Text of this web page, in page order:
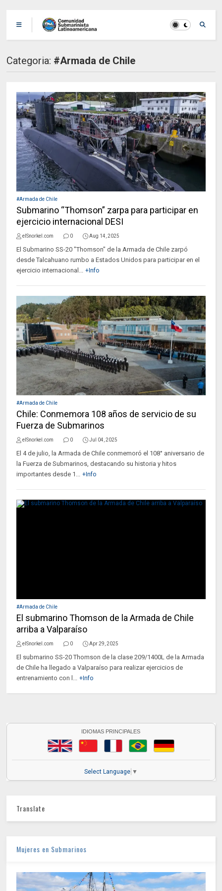
Categoria: #Armada de Chile
#Armada de Chile
Submarino “Thomson” zarpa para participar en
ejercicio internacional DESI
elSnorkel.com 0 Aug 14, 2025
El Submarino SS-20 "Thomson" de la Armada de Chile zarpó
desde Talcahuano rumbo a Estados Unidos para participar en el
ejercicio internacional... +Info
#Armada de Chile
Chile: Conmemora 108 años de servicio de su
Fuerza de Submarinos
elSnorkel.com 0 Jul 04, 2025
El 4 de julio, la Armada de Chile conmemoró el 108° aniversario de
la Fuerza de Submarinos, destacando su historia y hitos
importantes desde 1... +Info
#Armada de Chile
El submarino Thomson de la Armada de Chile
arriba a Valparaíso
elSnorkel.com 0 Apr 29, 2025
El submarino SS-20 Thomson de la clase 209/1400L de la Armada
de Chile ha llegado a Valparaíso para realizar ejercicios de
entrenamiento con l... +Info
IDIOMAS PRINCIPALES
Select Language ▼
Translate
Mujeres en Submarinos